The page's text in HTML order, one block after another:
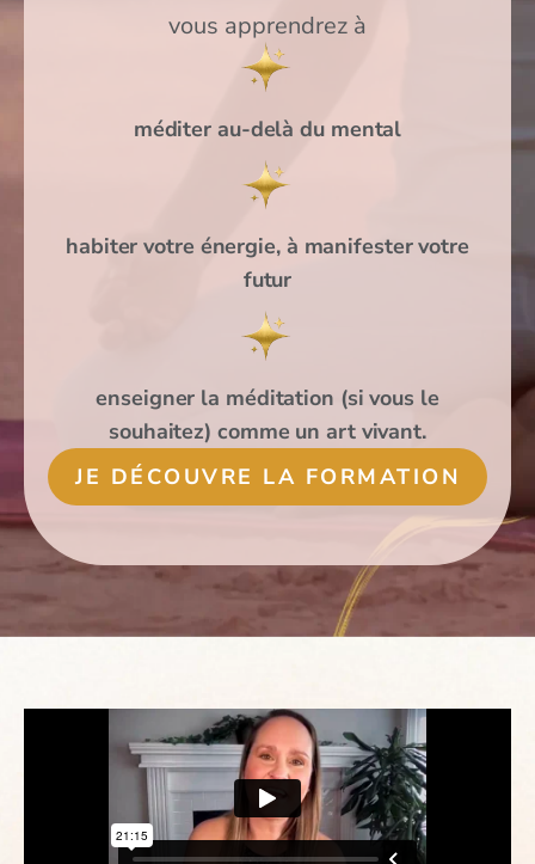
vous apprendrez à
méditer au-delà du mental
habiter votre énergie, à manifester votre
futur
enseigner la méditation (si vous le
souhaitez) comme un art vivant.
JE DÉCOUVRE LA FORMATION